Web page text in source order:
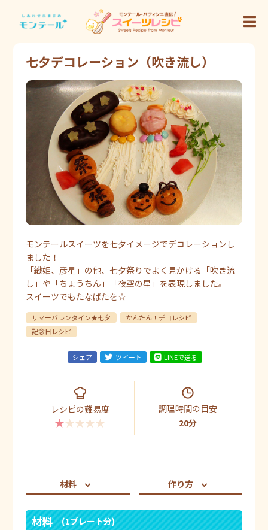
七夕デコレーション（吹き流し）
モンテールスイーツを七夕イメージでデコレーションし
ました！
「織姫、彦星」の他、七夕祭りでよく見かける「吹き流
し」や「ちょうちん」「夜空の星」を表現しました。
スイーツでもたなばたを☆
サマーバレンタイン★七夕
かんたん！デコレシピ
記念日レシピ
シェア ツイート LINEで送る
レシピの難易度
★★★★★
調理時間の目安
20分
材料 作り方
材料 (1プレート分)